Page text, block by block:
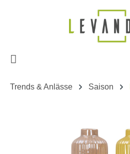
Zum Hauptinhalt springen
Trends & Anlässe Saison